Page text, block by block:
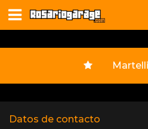
Martelli
Datos de contacto